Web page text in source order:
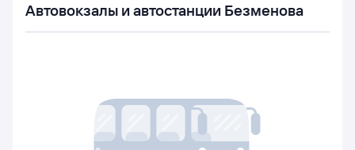
Автовокзалы и автостанции Безменова